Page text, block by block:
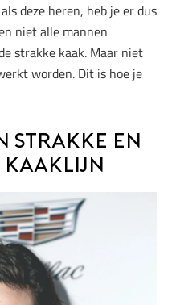
deze heren, heb je er dus
niet alle mannen
strakke kaak. Maar niet
worden. Dit is hoe je
strakke en
kaaklijn